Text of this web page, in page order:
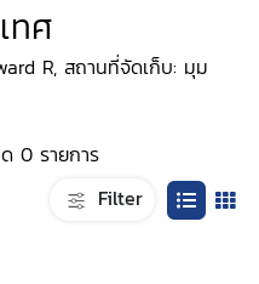
ทศ
R, สถานที่จัดเก็บ: มุม
0 รายการ
Filter